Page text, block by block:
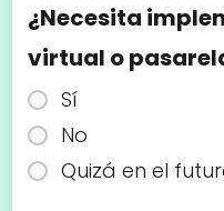
¿Necesita
virtual o
Sí
No
Quizá en el